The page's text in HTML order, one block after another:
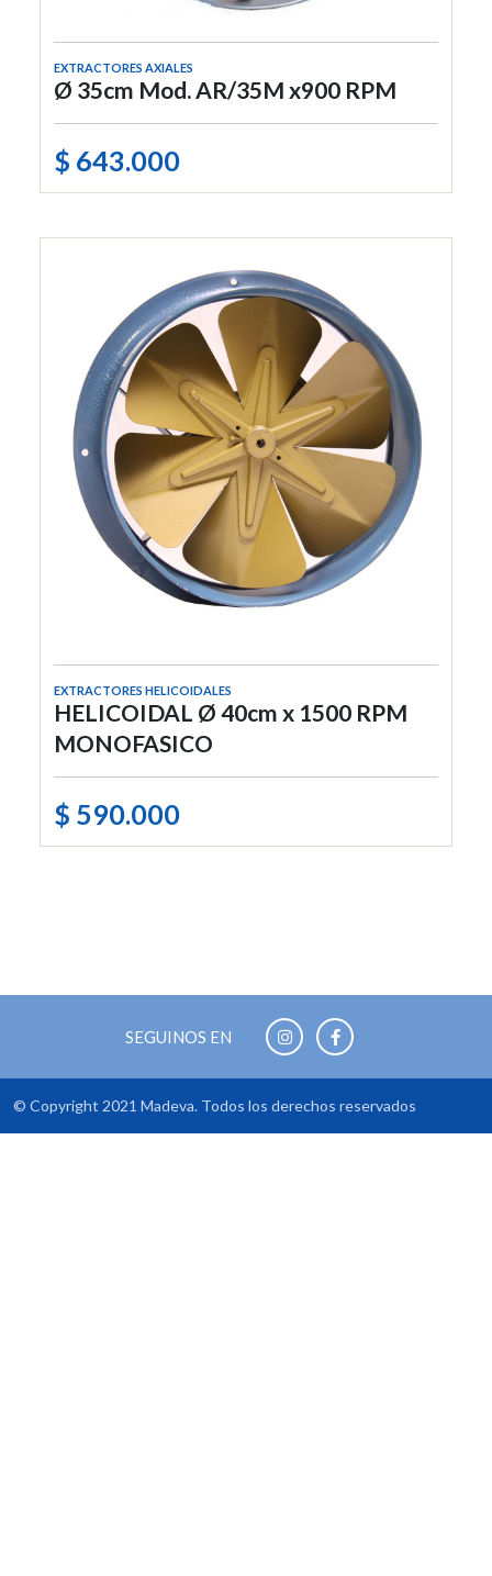
EXTRACTORES AXIALES
Ø 35cm Mod. AR/35M x900 RPM
$ 643.000
EXTRACTORES HELICOIDALES
HELICOIDAL Ø 40cm x 1500 RPM
MONOFASICO
$ 590.000
SEGUINOS EN
© Copyright 2021 Madeva. Todos los derechos reservados